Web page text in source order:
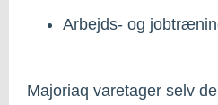
Arbejds- og
Majoriaq varetager selv